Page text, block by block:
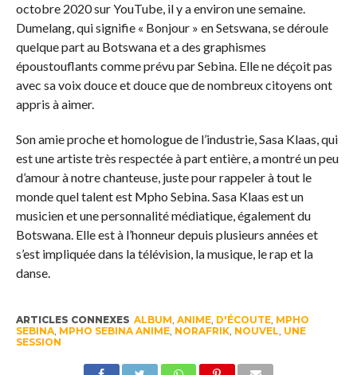
octobre 2020 sur YouTube, il y a environ une semaine.
Dumelang, qui signifie « Bonjour » en Setswana, se déroule
quelque part au Botswana et a des graphismes
époustouflants comme prévu par Sebina. Elle ne déçoit pas
avec sa voix douce et douce que de nombreux citoyens ont
appris à aimer.
Son amie proche et homologue de l’industrie, Sasa Klaas, qui
est une artiste très respectée à part entière, a montré un peu
d’amour à notre chanteuse, juste pour rappeler à tout le
monde quel talent est Mpho Sebina. Sasa Klaas est un
musicien et une personnalité médiatique, également du
Botswana. Elle est à l’honneur depuis plusieurs années et
s’est impliquée dans la télévision, la musique, le rap et la
danse.
ARTICLES CONNEXES ALBUM, ANIME, D'ÉCOUTE, MPHO
SEBINA, MPHO SEBINA ANIME, NORAFRIK, NOUVEL, UNE
SESSION